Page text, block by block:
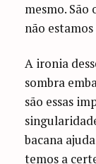
mesmo. São
não
A ironia
sombra
são essas
bacana
temos a